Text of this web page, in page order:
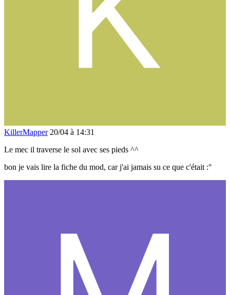
KillerMapper 20/04 à 14:31
Le mec il traverse le sol avec ses pieds ^^
bon je vais lire la fiche du mod, car j'ai jamais su ce que c'était :°